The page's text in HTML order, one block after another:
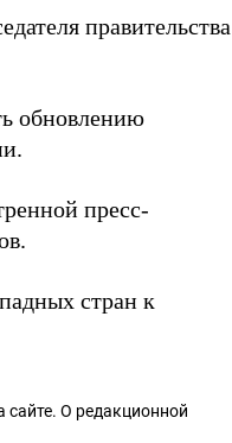
правительства
обновлению
пресс-
стран к
сайте. О редакционной